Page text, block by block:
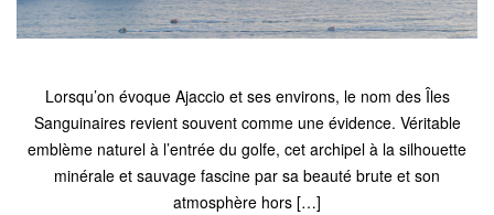
Lorsqu’on évoque Ajaccio et ses environs, le nom des Îles
Sanguinaires revient souvent comme une évidence. Véritable
emblème naturel à l’entrée du golfe, cet archipel à la silhouette
minérale et sauvage fascine par sa beauté brute et son
atmosphère hors […]